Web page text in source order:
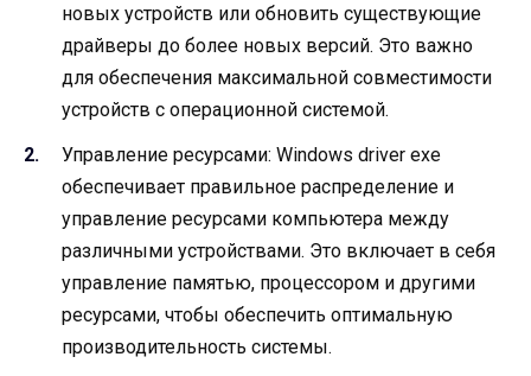
новых устройств или обновить существующие
драйверы до более новых версий. Это важно
для обеспечения максимальной совместимости
устройств с операционной системой.
Управление ресурсами: Windows driver exe
обеспечивает правильное распределение и
управление ресурсами компьютера между
различными устройствами. Это включает в себя
управление памятью, процессором и другими
ресурсами, чтобы обеспечить оптимальную
производительность системы.